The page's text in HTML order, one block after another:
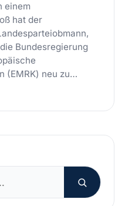
einem
hat der
Bundesregierung
(EMRK) neu zu…